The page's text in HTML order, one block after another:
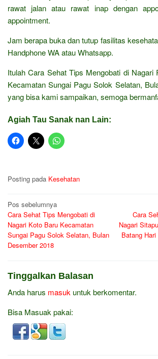
rawat jalan atau rawat inap dengan
appointment.
Jam berapa buka dan tutup fasilitas
Handphone WA atau Whatsapp.
Itulah Cara Sehat Tips Mengobati di Nagari
Kecamatan Sungai Pagu Solok Selatan,
yang bisa kami sampaikan, semoga
Agiah Tau Sanak nan Lain:
Posting pada Kesehatan
Navigasi
pos
Pos sebelumnya
Cara Sehat Tips Mengobati di
Nagari Koto Baru Kecamatan
Sungai Pagu Solok Selatan, Bulan
Desember 2018
Cara
Nagari
Batang
Tinggalkan Balasan
Anda harus masuk untuk berkomentar.
Bisa Masuak pakai: